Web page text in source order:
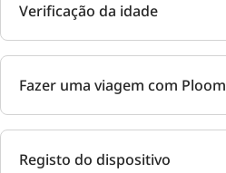
Verificação da idade
Fazer uma viagem com Ploom
Registo do dispositivo